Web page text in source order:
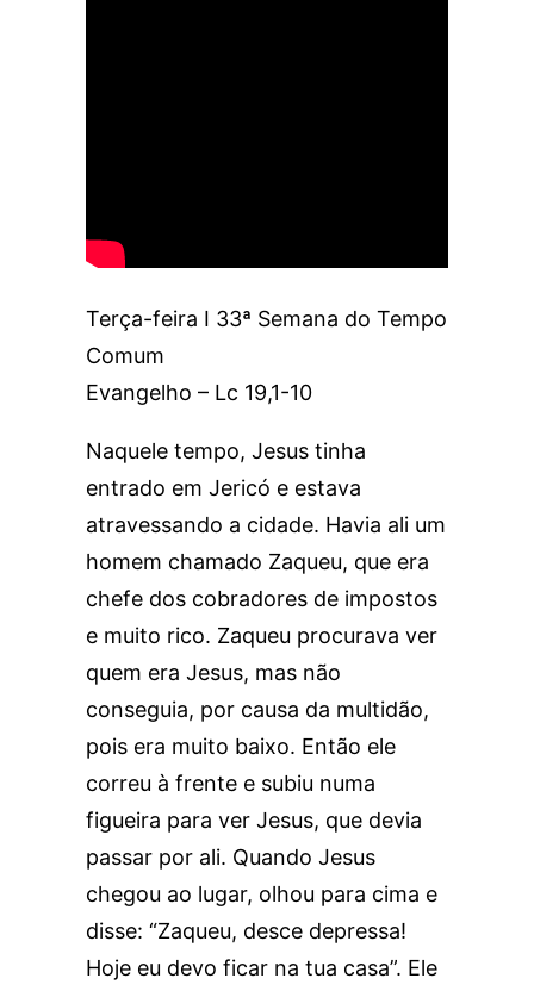
Terça-feira I 33ª Semana do Tempo
Comum
Evangelho – Lc 19,1-10
Naquele tempo, Jesus tinha
entrado em Jericó e estava
atravessando a cidade. Havia ali um
homem chamado Zaqueu, que era
chefe dos cobradores de impostos
e muito rico. Zaqueu procurava ver
quem era Jesus, mas não
conseguia, por causa da multidão,
pois era muito baixo. Então ele
correu à frente e subiu numa
figueira para ver Jesus, que devia
passar por ali. Quando Jesus
chegou ao lugar, olhou para cima e
disse: “Zaqueu, desce depressa!
Hoje eu devo ficar na tua casa”. Ele